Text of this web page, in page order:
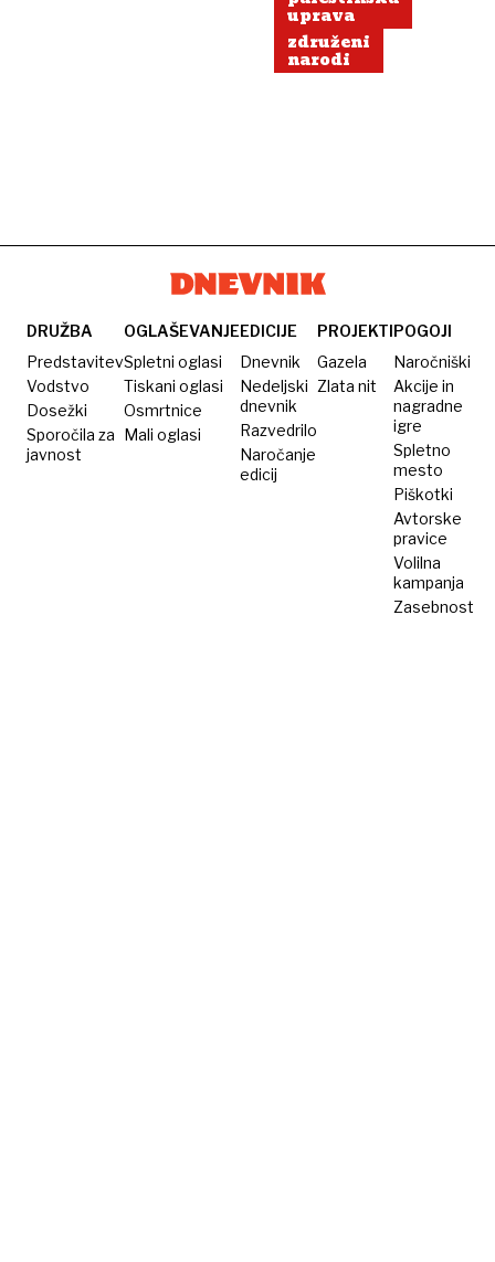
uprava
združeni
narodi
DRUŽBA
Predstavitev
Vodstvo
Dosežki
Sporočila za
javnost
OGLAŠEVANJE
Spletni oglasi
Tiskani oglasi
Osmrtnice
Mali oglasi
EDICIJE
Dnevnik
Nedeljski
dnevnik
Razvedrilo
Naročanje
edicij
PROJEKTI
Gazela
Zlata nit
POGOJI
Naročniški
Akcije in
nagradne
igre
Spletno
mesto
Piškotki
Avtorske
pravice
Volilna
kampanja
Zasebnost